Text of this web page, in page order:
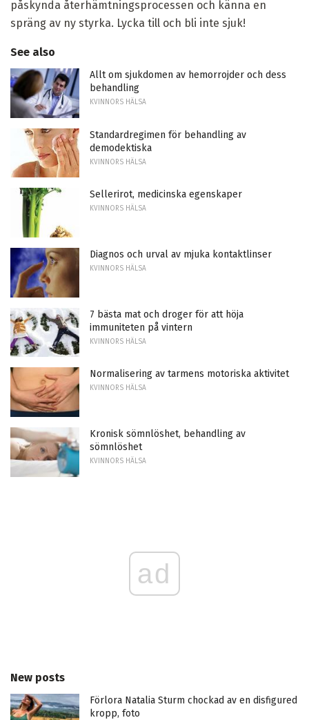
påskynda återhämtningsprocessen och känna en
spräng av ny styrka. Lycka till och bli inte sjuk!
See also
Allt om sjukdomen av hemorrojder och dess
behandling
KVINNORS HÄLSA
Standardregimen för behandling av
demodektiska
KVINNORS HÄLSA
Sellerirot, medicinska egenskaper
KVINNORS HÄLSA
Diagnos och urval av mjuka kontaktlinser
KVINNORS HÄLSA
7 bästa mat och droger för att höja
immuniteten på vintern
KVINNORS HÄLSA
Normalisering av tarmens motoriska aktivitet
KVINNORS HÄLSA
Kronisk sömnlöshet, behandling av
sömnlöshet
KVINNORS HÄLSA
ad
New posts
Förlora Natalia Sturm chockad av en disfigured
kropp, foto